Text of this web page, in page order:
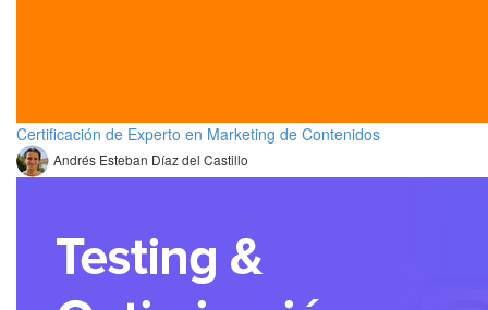
Certificación de Experto en Marketing de Contenidos
Andrés Esteban Díaz del Castillo